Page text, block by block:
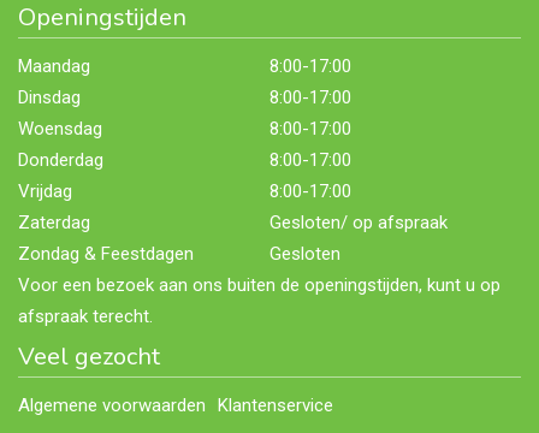
Openingstijden
Maandag
8:00-17:00
Dinsdag
8:00-17:00
Woensdag
8:00-17:00
Donderdag
8:00-17:00
Vrijdag
8:00-17:00
Zaterdag
Gesloten/ op afspraak
Zondag & Feestdagen
Gesloten
Voor een bezoek aan ons buiten de openingstijden, kunt u op
afspraak terecht.
Veel gezocht
Algemene voorwaarden Klantenservice